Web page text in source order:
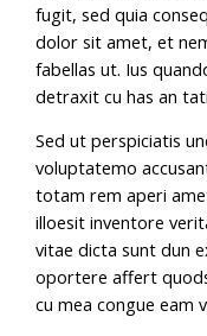
fugit, sed quia
dolor sit amet, et
fabellas ut. Ius
detraxit cu has an
Sed ut perspiciatis
voluptatemo
totam rem aperi
illoesit inventore
vitae dicta sunt dun
oportere affert
cu mea congue eam